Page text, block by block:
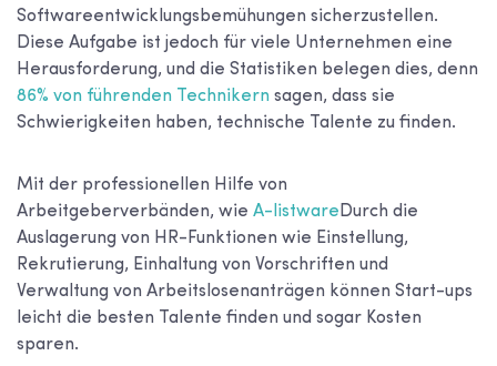
Softwareentwicklungsbemühungen sicherzustellen.
Diese Aufgabe ist jedoch für viele Unternehmen eine
Herausforderung, und die Statistiken belegen dies, denn
86% von führenden Technikern sagen, dass sie
Schwierigkeiten haben, technische Talente zu finden.
Mit der professionellen Hilfe von
Arbeitgeberverbänden, wie A-listware Durch die
Auslagerung von HR-Funktionen wie Einstellung,
Rekrutierung, Einhaltung von Vorschriften und
Verwaltung von Arbeitslosenanträgen können Start-ups
leicht die besten Talente finden und sogar Kosten
sparen.